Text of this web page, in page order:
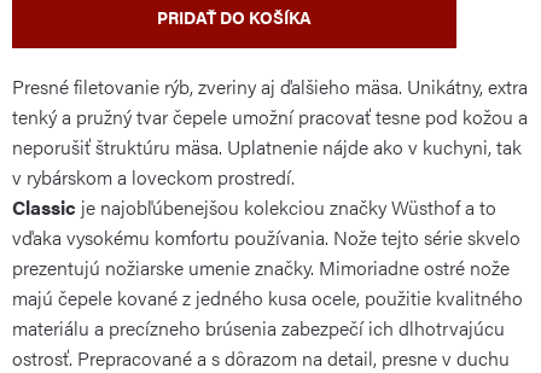
PRIDAŤ DO KOŠÍKA
Presné filetovanie rýb, zveriny aj ďalšieho mäsa. Unikátny, extra
tenký a pružný tvar čepele umožní pracovať tesne pod kožou a
neporušiť štruktúru mäsa. Uplatnenie nájde ako v kuchyni, tak
v rybárskom a loveckom prostredí.
Classic je najobľúbenejšou kolekciou značky Wüsthof a to
vďaka vysokému komfortu používania. Nože tejto série skvelo
prezentujú nožiarske umenie značky. Mimoriadne ostré nože
majú čepele kované z jedného kusa ocele, použitie kvalitného
materiálu a precízneho brúsenia zabezpečí ich dlhotrvajúcu
ostrosť. Prepracované a s dôrazom na detail, presne v duchu